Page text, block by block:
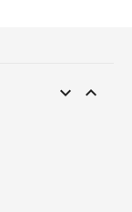
 